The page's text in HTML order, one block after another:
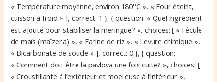
« Température moyenne, environ 180°C », « Four éteint,
cuisson à froid » ], correct: 1 }, { question: « Quel ingrédient
est ajouté pour stabiliser la meringue? », choices: [ « Fécule
de maïs (maïzena) », « Farine de riz », « Levure chimique »,
« Bicarbonate de soude » ], correct: 0 }, { question:
« Comment doit être la pavlova une fois cuite? », choices: [
« Croustillante à l’extérieur et moelleuse à l’intérieur »,